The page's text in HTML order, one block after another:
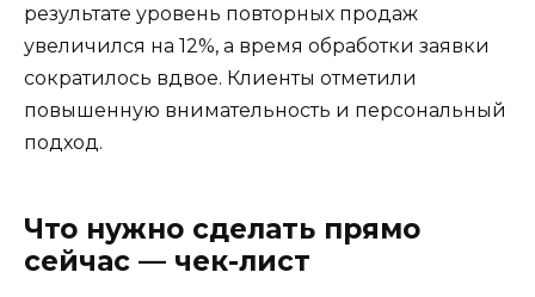
результате уровень повторных продаж
увеличился на 12%, а время обработки заявки
сократилось вдвое. Клиенты отметили
повышенную внимательность и персональный
подход.
Что нужно сделать прямо
сейчас — чек-лист